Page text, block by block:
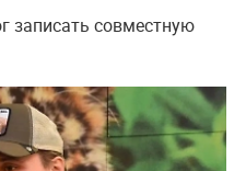
записать совместную